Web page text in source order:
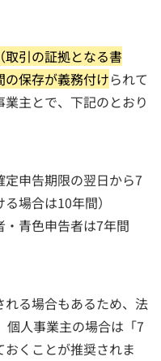
取引の証拠となる書
保存が義務付けられて
主とで、下記のとおり
定申告期限の翌日から7
場合は10年間）
・青色申告者は7年間
る場合もあるため、法
個人事業主の場合は「7
くことが推奨されま